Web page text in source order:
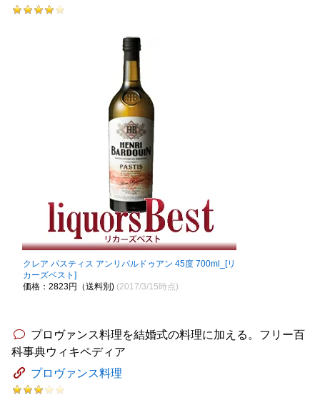
クレア パスティス アンリバルドゥアン 45度 700ml_[リ
カーズベスト]
価格：2823円（送料別) (2017/3/15時点)
プロヴァンス料理を結婚式の料理に加える。フリー百
科事典ウィキペディア
プロヴァンス料理